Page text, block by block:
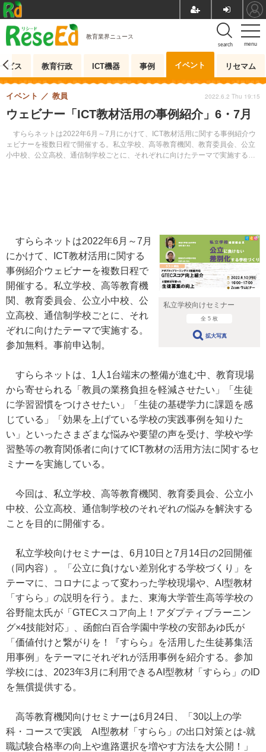
menu
search
教育業界ニュース
ビス 教育行政 ICT機器 事例 イベント リセマム
ウェビナー「ICT教材活用の事例紹介」6・7月
すららネットは2022年6月～7月にかけて、ICT教材活用に関する事例紹介ウ
ェビナーを複数日程で開催する。私立学校、高等教育機関、教育委員会、公立
小中校、公立高校、通信制学校ごとに、それぞれに向けたテーマで実施する。
イベント 教員 2022.6.2 Thu 19:15
私立学校向けセミナー
全 5 枚
拡大写真
すららネットは2022年6月～7月
にかけて、ICT教材活用に関する
事例紹介ウェビナーを複数日程で
開催する。私立学校、高等教育機
関、教育委員会、公立小中校、公
立高校、通信制学校ごとに、それ
ぞれに向けたテーマで実施する。
参加無料。事前申込制。
すららネットは、1人1台端末の整備が進む中、教育現場
から寄せられる「教員の業務負担を軽減させたい」「生徒
に学習習慣をつけさせたい」「生徒の基礎学力に課題を感
じている」「効果を上げている学校の実践事例を知りた
い」といったさまざまな悩みや要望の声を受け、学校や学
習塾等の教育関係者に向けてICT教材の活用方法に関するセ
ミナーを実施している。
今回は、私立学校、高等教育機関、教育委員会、公立小
中校、公立高校、通信制学校のそれぞれの悩みを解決する
ことを目的に開催する。
私立学校向けセミナーは、6月10日と7月14日の2回開催
（同内容）。「公立に負けない差別化する学校づくり」を
テーマに、コロナによって変わった学校現場や、AI型教材
「すらら」の説明を行う。また、東海大学菅生高等学校の
谷野龍太氏が「GTECスコア向上！アダプティブラーニン
グ×4技能対応」、函館白百合学園中学校の安部あゆ氏が
「価値付けと繋がりを！『すらら』を活用した生徒募集活
用事例」をテーマにそれぞれが活用事例を紹介する。参加
学校には、2023年3月に利用できるAI型教材「すらら」のID
を無償提供する。
高等教育機関向けセミナーは6月24日、「30以上の学
科・コースで実践 AI型教材「すらら」の出口対策とは-就
職試験合格率の向上や進路選択を増やす方法を大公開！」